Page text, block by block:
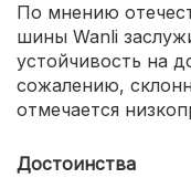
По мнению
шины Wanli
устойчивость на
сожалению,
отмечается
Достоинства